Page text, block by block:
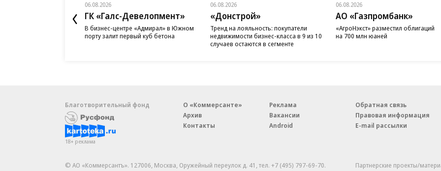
06.08.2026
ГК «Галс-Девелопмент»
В бизнес-центре «Адмирал» в Южном
порту залит первый куб бетона
06.08.2026
«Донстрой»
Тренд на лояльность: покупатели
недвижимости бизнес-класса в 9 из 10
случаев остаются в сегменте
06.08.2026
АО «Газпромбанк»
«АгроНэкст» разместил облигаций
на 700 млн юаней
Благотворительный фонд
18+ реклама
О «Коммерсанте»
Архив
Контакты
Реклама
Вакансии
Android
Обратная связь
Правовая информация
E-mail рассылки
© АО «Коммерсантъ». 127006, Москва, Оружейный переулок д. 41,тел. +7 (495) 797-69-70.
Партнерские проекты/